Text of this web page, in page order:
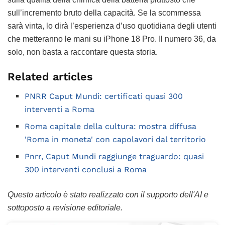
sull’incremento bruto della capacità. Se la scommessa
sarà vinta, lo dirà l’esperienza d’uso quotidiana degli utenti
che metteranno le mani su iPhone 18 Pro. Il numero 36, da
solo, non basta a raccontare questa storia.
Related articles
PNRR Caput Mundi: certificati quasi 300
interventi a Roma
Roma capitale della cultura: mostra diffusa
'Roma in moneta' con capolavori dal territorio
Pnrr, Caput Mundi raggiunge traguardo: quasi
300 interventi conclusi a Roma
Questo articolo è stato realizzato con il supporto dell'AI e
sottoposto a revisione editoriale.